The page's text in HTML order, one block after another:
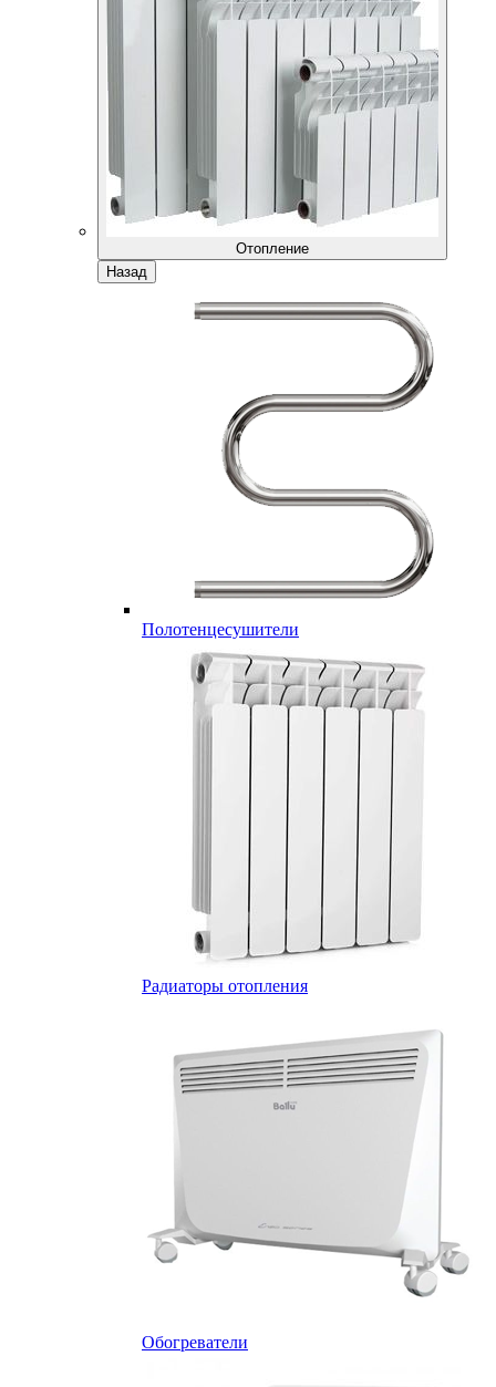
Отопление
Назад
Полотенцесушители
Радиаторы отопления
Обогреватели